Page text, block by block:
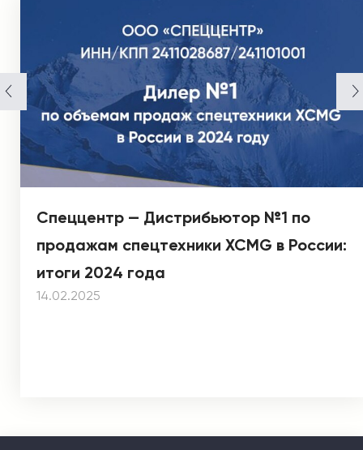
Спеццентр — Дистрибьютор №1 по
продажам спецтехники XCMG в России:
итоги 2024 года
14.02.2025